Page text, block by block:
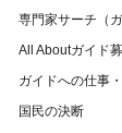
専門家サーチ（
All Aboutガイド
ガイドへの仕事
国民の決断